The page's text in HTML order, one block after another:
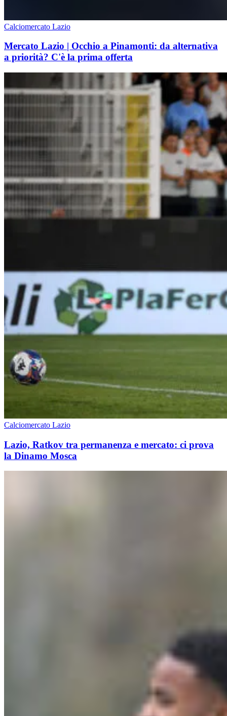
Calciomercato Lazio
Mercato Lazio | Occhio a Pinamonti: da alternativa
a priorità? C'è la prima offerta
Calciomercato Lazio
Lazio, Ratkov tra permanenza e mercato: ci prova
la Dinamo Mosca